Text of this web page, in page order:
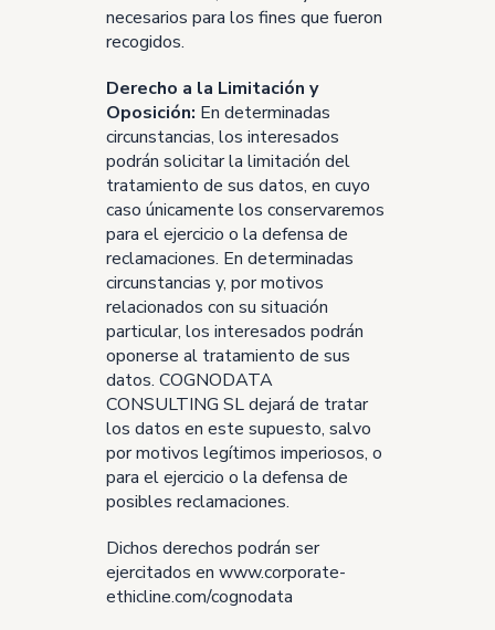
necesarios para los fines que fueron
recogidos.
Derecho a la Limitación y
Oposición: En determinadas
circunstancias, los interesados
podrán solicitar la limitación del
tratamiento de sus datos, en cuyo
caso únicamente los conservaremos
para el ejercicio o la defensa de
reclamaciones. En determinadas
circunstancias y, por motivos
relacionados con su situación
particular, los interesados podrán
oponerse al tratamiento de sus
datos. COGNODATA
CONSULTING SL dejará de tratar
los datos en este supuesto, salvo
por motivos legítimos imperiosos, o
para el ejercicio o la defensa de
posibles reclamaciones.
Dichos derechos podrán ser
ejercitados en www.corporate-
ethicline.com/cognodata